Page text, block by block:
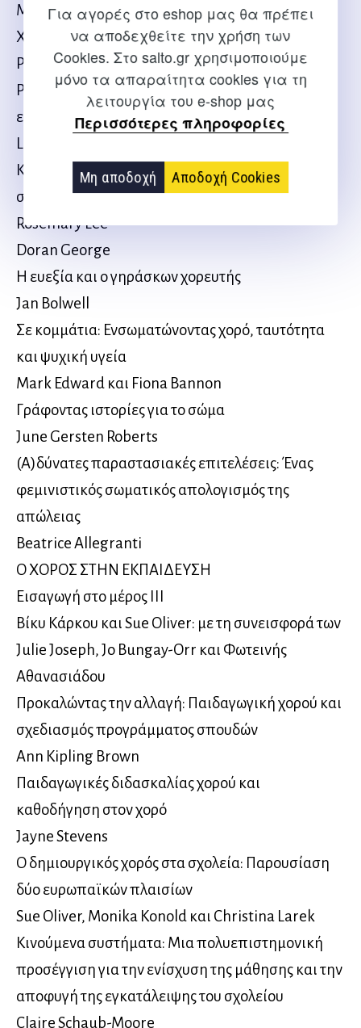
Για αγορές στο eshop μας θα πρέπει
να αποδεχθείτε την χρήση των
Cookies. Στο salto.gr χρησιμοποιούμε
μόνο τα απαραίτητα cookies για τη
λειτουργία του e-shop μας
Περισσότερες πληροφορίες
Μη αποδοχή Αποδοχή Cookies
Marcia Plevin
Χορός butoh, noguchi taiso και θεραπεία
Paola Esposito και Toshiharu Kasai
Ροή στο σώμα που χορεύει: Μια διυποκειμενική
εμπειρία
Louise Douse
Κοινή αποδοχή: H ευεξία στη χορογραφία των
συμπεριληπτικών χορευτικών κοινοτήτων της
Rosemary Lee
Doran George
Η ευεξία και ο γηράσκων χορευτής
Jan Bolwell
Σε κομμάτια: Ενσωματώνοντας χορό, ταυτότητα
και ψυχική υγεία
Mark Edward και Fiona Bannon
Γράφοντας ιστορίες για το σώμα
June Gersten Roberts
(Α)δύνατες παραστασιακές επιτελέσεις: Ένας
φεμινιστικός σωματικός απολογισμός της
απώλειας
Beatrice Allegranti
Ο ΧΟΡΟΣ ΣΤΗΝ ΕΚΠΑΙΔΕΥΣΗ
Εισαγωγή στο μέρος ΙΙΙ
Βίκυ Κάρκου και Sue Oliver: με τη συνεισφορά των
Julie Joseph, Jo Bungay-Orr και Φωτεινής
Αθανασιάδου
Προκαλώντας την αλλαγή: Παιδαγωγική χορού και
σχεδιασμός προγράμματος σπουδών
Ann Kipling Brown
Παιδαγωγικές διδασκαλίας χορού και
καθοδήγηση στον χορό
Jayne Stevens
Ο δημιουργικός χορός στα σχολεία: Παρουσίαση
δύο ευρωπαϊκών πλαισίων
Sue Oliver, Monika Konold και Christina Larek
Κινούμενα συστήματα: Μια πολυεπιστημονική
προσέγγιση για την ενίσχυση της μάθησης και την
αποφυγή της εγκατάλειψης του σχολείου
Claire Schaub-Moore